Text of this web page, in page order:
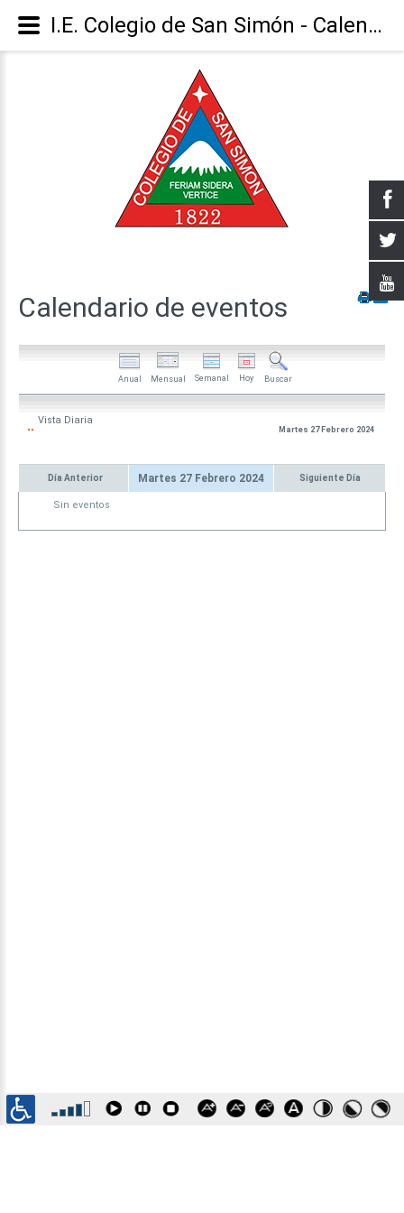
Calendario de eventos
Anual Mensual Semanal Hoy Buscar
Vista Diaria
Martes 27 Febrero 2024
Día Anterior Martes 27 Febrero 2024 Siguiente Día
Sin eventos
I.E. Colegio de San Simón - Calendario